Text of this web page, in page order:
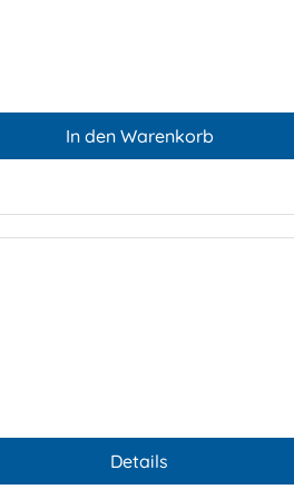
In den Warenkorb
Details